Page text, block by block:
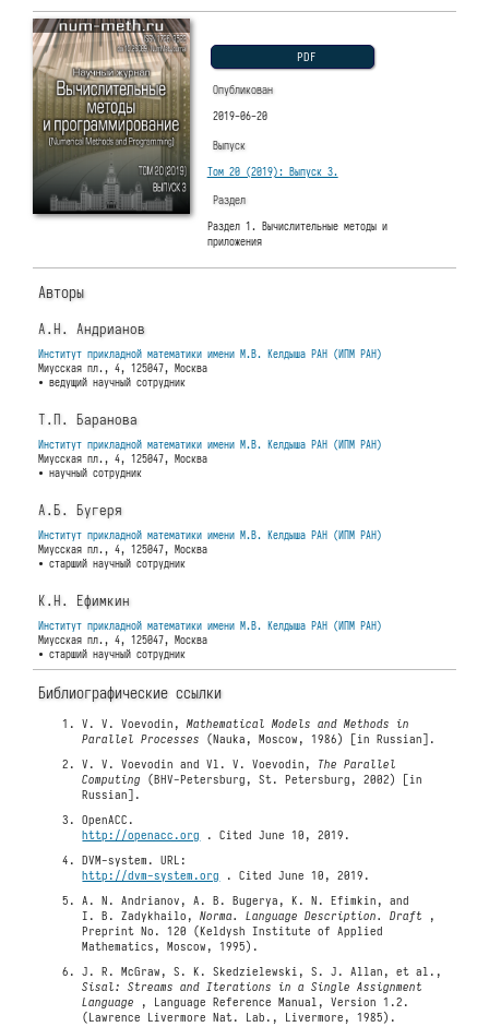
PDF
Опубликован
2019-06-20
Выпуск
Том 20 (2019): Выпуск 3.
Раздел
Раздел 1. Вычислительные методы и
приложения
Авторы
А.Н. Андрианов
Институт прикладной математики имени М.В. Келдыша РАН (ИПМ РАН)
Миусская пл., 4, 125047, Москва
• ведущий научный сотрудник
Т.П. Баранова
Институт прикладной математики имени М.В. Келдыша РАН (ИПМ РАН)
Миусская пл., 4, 125047, Москва
• научный сотрудник
А.Б. Бугеря
Институт прикладной математики имени М.В. Келдыша РАН (ИПМ РАН)
Миусская пл., 4, 125047, Москва
• старший научный сотрудник
К.Н. Ефимкин
Институт прикладной математики имени М.В. Келдыша РАН (ИПМ РАН)
Миусская пл., 4, 125047, Москва
• старший научный сотрудник
Библиографические ссылки
V. V. Voevodin,Mathematical Models and Methods in
Parallel Processes (Nauka, Moscow, 1986) [in Russian].
V. V. Voevodin and Vl. V. Voevodin, The Parallel
Computing (BHV-Petersburg, St. Petersburg, 2002) [in
Russian].
OpenACC.
http://openacc.org
. Cited June 10, 2019.
DVM-system. URL:
http://dvm-system.org
. Cited June 10, 2019.
A. N. Andrianov, A. B. Bugerya, K. N. Efimkin, and
I. B. Zadykhailo,Norma. Language Description. Draft
,
Preprint No. 120 (Keldysh Institute of Applied
Mathematics, Moscow, 1995).
J. R. McGraw, S. K. Skedzielewski, S. J. Allan, et al.,
Sisal: Streams and Iterations in a Single Assignment
Language
, Language Reference Manual, Version 1.2.
(Lawrence Livermore Nat. Lab., Livermore, 1985).